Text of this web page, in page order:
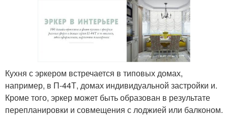
Кухня с эркером встречается в типовых домах,
например, в П-44Т, домах индивидуальной застройки и.
Кроме того, эркер может быть образован в результате
перепланировки и совмещения с лоджией или балконом.